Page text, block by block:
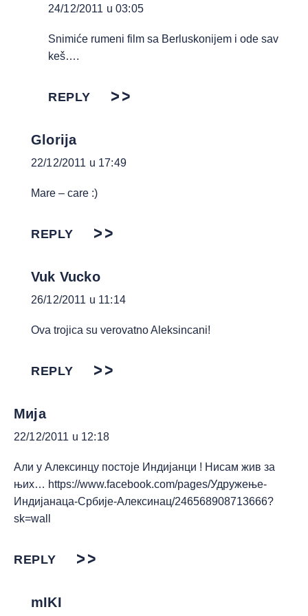
24/12/2011 u 03:05
Snimiće rumeni film sa Berluskonijem i ode sav
keš….
REPLY
Glorija
22/12/2011 u 17:49
Mare – care :)
REPLY
Vuk Vucko
26/12/2011 u 11:14
Ova trojica su verovatno Aleksincani!
REPLY
Мија
22/12/2011 u 12:18
Али у Алексинцу постоје Индијанци ! Нисам жив за
њих… https://www.facebook.com/pages/Удружење-
Индијанаца-Србије-Алексинац/246568908713666?
sk=wall
REPLY
mIKI